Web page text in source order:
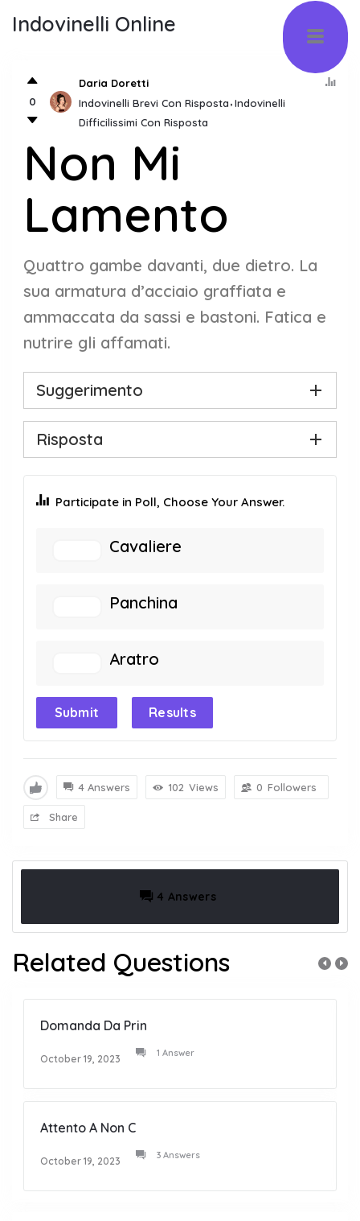
Indovinelli Online
0
Daria Doretti
Indovinelli Brevi Con Risposta Indovinelli
Difficilissimi Con Risposta
Non Mi
Lamento
Quattro gambe davanti, due dietro. La
sua armatura d’acciaio graffiata e
ammaccata da sassi e bastoni. Fatica e
nutrire gli affamati.
Suggerimento
Risposta
Participate in Poll, Choose Your Answer.
Cavaliere
Panchina
Aratro
Submit Results
4 Answers 102 Views 0 Followers
Share
4 Answers
Related Questions
Domanda Da Prin
October 19, 2023 1 Answer
Attento A Non C
October 19, 2023 3 Answers